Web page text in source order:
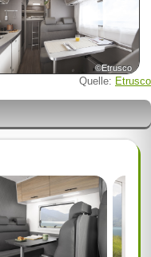
©Etrusco
Quelle: Etrusco